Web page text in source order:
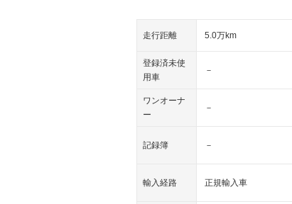
走行距離 5.0万km
登録済未使
用車
－
ワンオーナ
ー
－
記録簿 －
輸入経路 正規輸入車